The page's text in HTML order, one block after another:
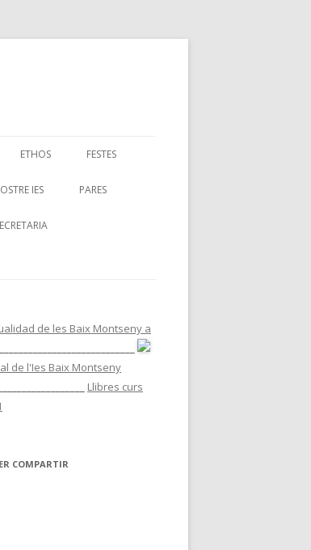
ETHOS FESTES
IES PARES
de les Baix Montseny a
de l'Ies Baix Montseny
Llibres curs
COMPARTIR